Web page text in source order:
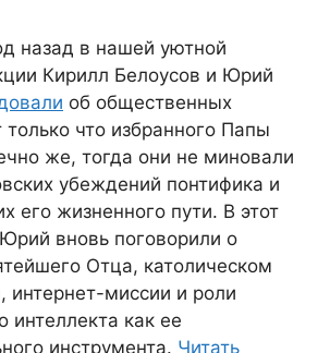
назад в нашей уютной
Кирилл Белоусов и Юрий
об общественных
что избранного Папы
же, тогда они не миновали
убеждений понтифика и
его жизненного пути. В этот
вновь поговорили о
Отца, католическом
интернет-миссии и роли
интеллекта как ее
инструмента. Читать